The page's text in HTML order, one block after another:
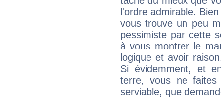
l'ordre admirable.
vous trouve un peu
pessimiste par cette
à vous montrer le
logique et avoir
Si évidemment, et
terre, vous ne
serviable, que